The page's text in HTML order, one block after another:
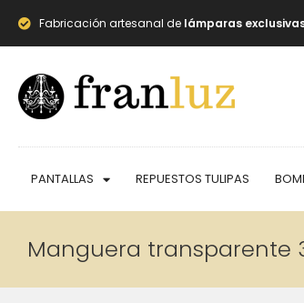
Fabricación artesanal de lámparas
PANTALLAS REPUESTOS TULIPAS
Manguera transparente